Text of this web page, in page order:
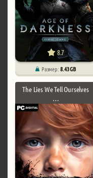
8.7
Размер:8.43 GB
The Lies We Tell Ourselves
…